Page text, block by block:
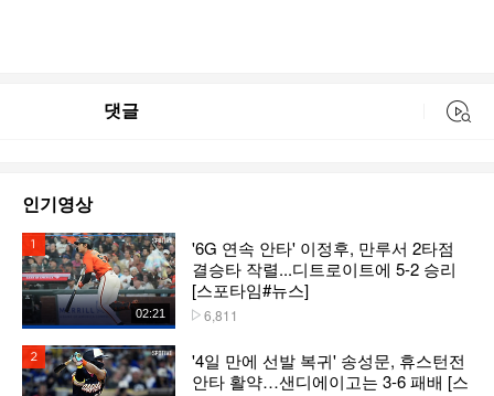
댓글
인기영상
02:21
'6G 연속 안타' 이정후, 만루서 2타점
결승타 작렬...디트로이트에 5-2 승리
[스포타임#뉴스]
6,811
'4일 만에 선발 복귀' 송성문, 휴스턴전
안타 활약…샌디에이고는 3-6 패배 [스